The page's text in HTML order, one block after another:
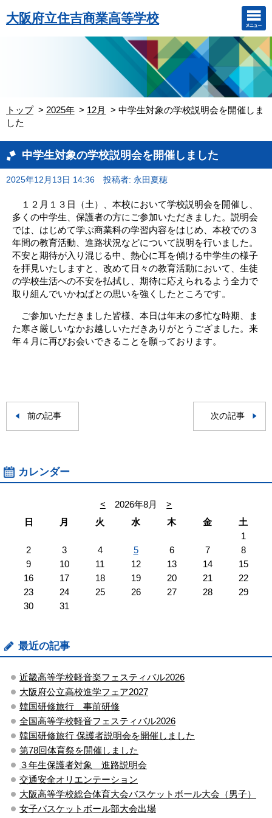
大阪府立住吉商業高等学校
トップ 2025年 12月
中学生対象の学校説明会を開催しま
した
中学生対象の学校説明会を開催しました
2025年12月13日 14:36 投稿者: 永田夏穂
１２月１３日（土）、本校において学校説明会を開催し、
多くの中学生、保護者の方にご参加いただきました。説明会
では、はじめて学ぶ商業科の学習内容をはじめ、本校での３
年間の教育活動、進路状況などについて説明を行いました。
不安と期待が入り混じる中、熱心に耳を傾ける中学生の様子
を拝見いたしますと、改めて日々の教育活動において、生徒
の学校生活への不安を払拭し、期待に応えられるよう全力で
取り組んでいかねばとの思いを強くしたところです。
ご参加いただきました皆様、本日は年末の多忙な時期、ま
た寒さ厳しいなかお越しいただきありがとうござました。来
年４月に再びお会いできることを願っております。
前の記事 次の記事
カレンダー
< 2026年8月
>
日
月 火 水 木 金
土
1
2
3 4 5 6 7
8
9
10 11 12 13 14
15
16
17 18 19 20 21
22
23
24 25 26 27 28
29
30
31
最近の記事
近畿高等学校軽音楽フェスティバル2026
大阪府公立高校進学フェア2027
韓国研修旅行 事前研修
全国高等学校軽音フェスティバル2026
韓国研修旅行 保護者説明会を開催しました
第78回体育祭を開催しました
３年生保護者対象 進路説明会
交通安全オリエンテーション
大阪高等学校総合体育大会バスケットボール大会（男子）
女子バスケットボール部大会出場